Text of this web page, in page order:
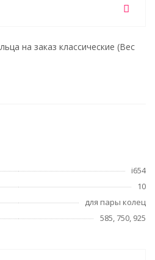
на заказ классические (Вес
i654
10
для пары колец
585, 750, 925